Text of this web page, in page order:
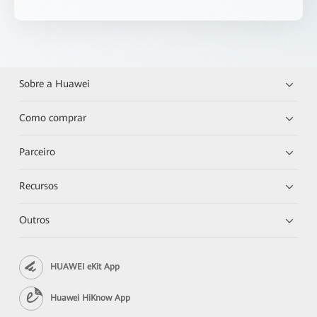
Sobre a Huawei
Como comprar
Parceiro
Recursos
Outros
HUAWEI eKit App
Huawei HiKnow App